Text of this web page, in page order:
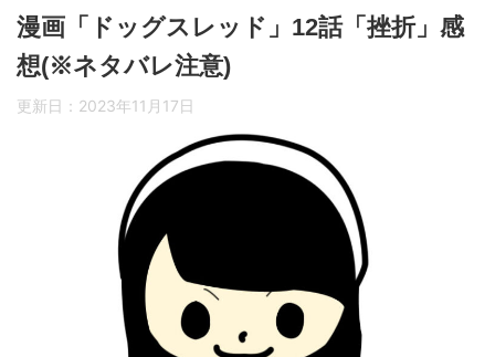
漫画「ドッグスレッド」12話「挫折」感
想(※ネタバレ注意)
更新日： 2023年11月17日